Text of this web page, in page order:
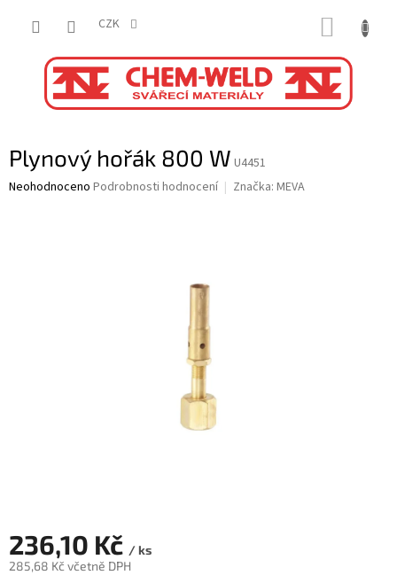
CZK
Plynový hořák 800 W U4451
Průměrné
Neohodnoceno Podrobnosti hodnocení Značka: MEVA
236,10 Kč / ks
285,68 Kč včetně DPH